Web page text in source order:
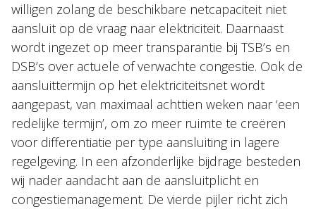
willigen zolang de beschikbare netcapaciteit niet
aansluit op de vraag naar elektriciteit. Daarnaast
wordt ingezet op meer transparantie bij TSB’s en
DSB’s over actuele of verwachte congestie. Ook de
aansluittermijn op het elektriciteitsnet wordt
aangepast, van maximaal achttien weken naar ‘een
redelijke termijn’, om zo meer ruimte te creëren
voor differentiatie per type aansluiting in lagere
regelgeving. In een afzonderlijke bijdrage besteden
wij nader aandacht aan de aansluitplicht en
congestiemanagement. De vierde pijler richt zich